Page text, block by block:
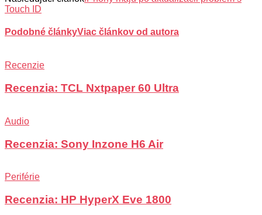
Touch ID
Podobné článkyViac článkov od autora
Recenzie
Recenzia: TCL Nxtpaper 60 Ultra
Audio
Recenzia: Sony Inzone H6 Air
Periférie
Recenzia: HP HyperX Eve 1800